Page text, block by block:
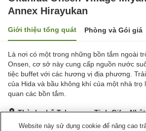
Annex Hirayukan
Giới thiệu tổng quát Phòng và Gói giá
Là nơi có một trong những bồn tắm ngoài
Onsen, cơ sở này cung cấp nguồn nước
tiệc buffet với các hương vị địa phương.
của Hida và bầu không khí của một nhà trọ
quan các bồn tắm.
Thành phố Takayama, Tỉnh Gifu,
Hiển thị trên bản đồ
Website này sử dụng cookie để nâng cao